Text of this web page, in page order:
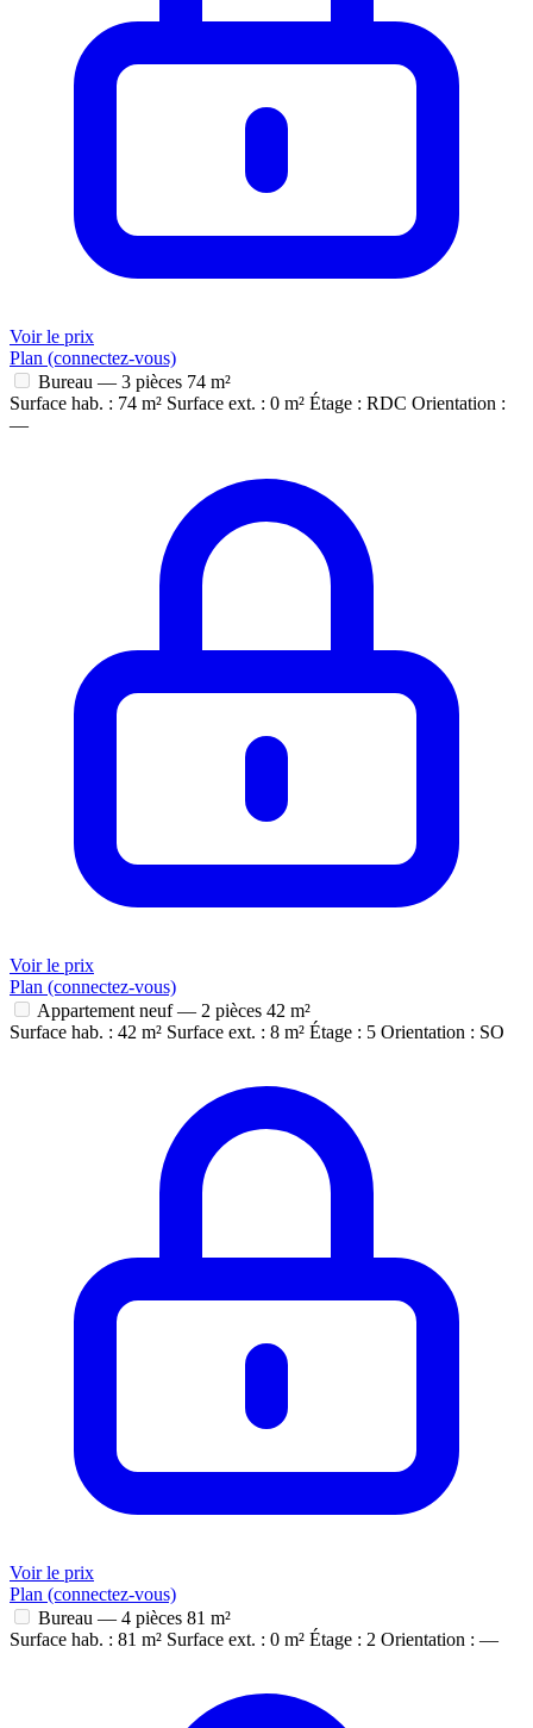
Voir le prix
Plan (connectez-vous)
Bureau — 3 pièces 74 m²
Surface hab. : 74 m² Surface ext. : 0 m² Étage : RDC Orientation :
—
Voir le prix
Plan (connectez-vous)
Appartement neuf — 2 pièces 42 m²
Surface hab. : 42 m² Surface ext. : 8 m² Étage : 5 Orientation : SO
Voir le prix
Plan (connectez-vous)
Bureau — 4 pièces 81 m²
Surface hab. : 81 m² Surface ext. : 0 m² Étage : 2 Orientation : —